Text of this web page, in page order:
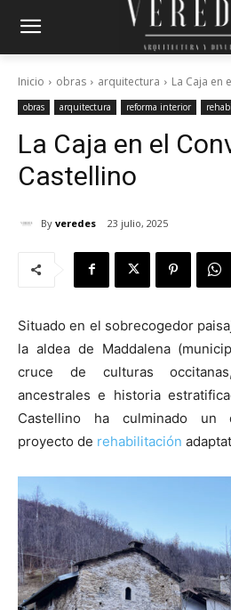
Inicio obras arquitectura La Caja en
obras arquitectura reforma interior
La Caja en el
Castellino
By veredes 23 julio, 2025
Situado en el sobrecogedor
la aldea de Maddalena
cruce de culturas
ancestrales e historia
Castellino ha culminado un
proyecto de rehabilitación